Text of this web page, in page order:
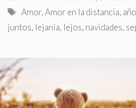
Etiquetas
Amor,Amor en la distancia,
juntos, lejanía, lejos, navidades,